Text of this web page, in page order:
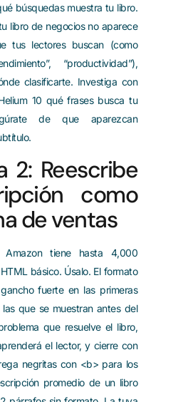
búsquedas muestra tu libro.
libro de negocios no aparece
tus lectores buscan (como
“productividad”),
clasificarte. Investiga con
10 qué frases busca tu
de que aparezcan
2: Reescribe
como
de ventas
tiene hasta 4,000
básico. Úsalo. El formato
fuerte en las primeras
que se muestran antes del
que resuelve el libro,
el lector, y cierre con
negritas con <b> para los
promedio de un libro